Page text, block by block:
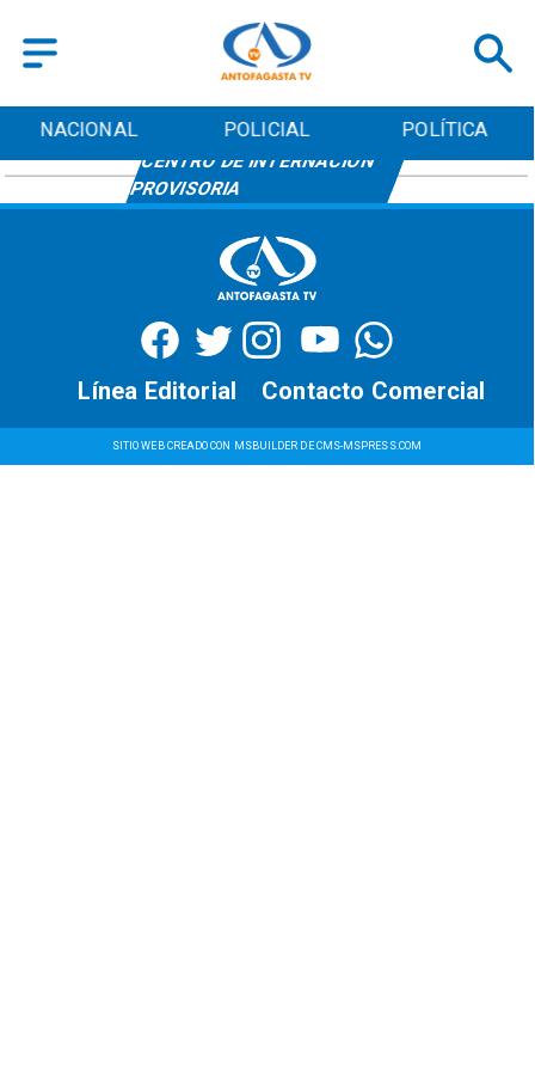
NACIONAL POLICIAL POLÍTICA
CENTRO DE INTERNACIÓN
PROVISORIA
SITIO WEB CREADO CON MSBUILDER DE CMS-MSPRESS.COM
Contacto Comercial
Línea Editorial